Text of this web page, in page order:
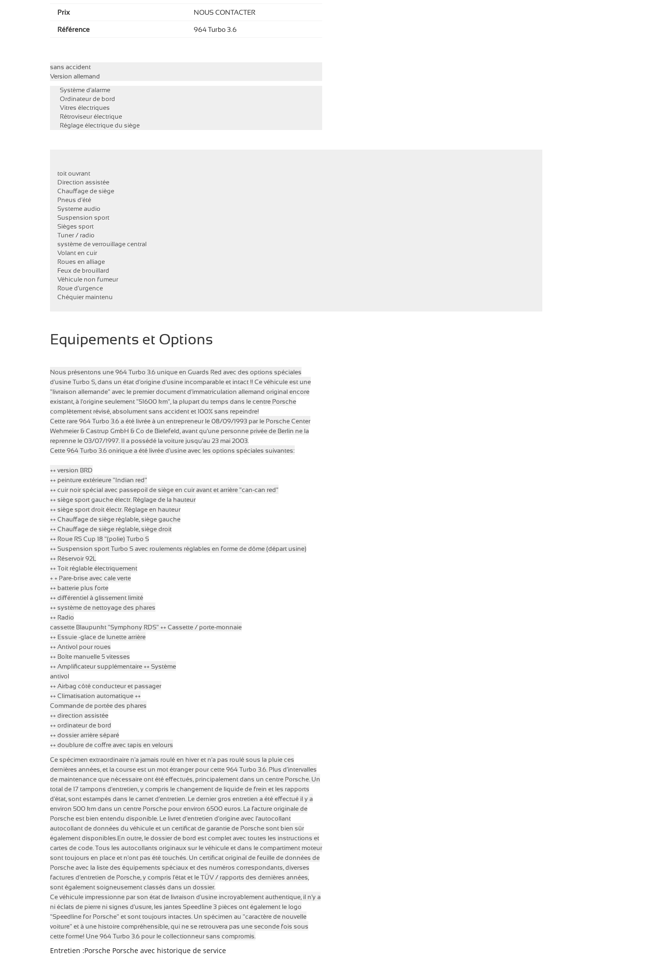
Prix NOUS CONTACTER
Référence 964 Turbo 3.6
sans accident
Version allemand
Système d'alarme
Ordinateur de bord
Vitres électriques
Rétroviseur électrique
Réglage électrique du siège
toit ouvrant
Direction assistée
Chauffage de siège
Pneus d'été
Systeme audio
Suspension sport
Sièges sport
Tuner / radio
système de verrouillage central
Volant en cuir
Roues en alliage
Feux de brouillard
Véhicule non fumeur
Roue d'urgence
Chéquier maintenu
Equipements et Options
Nous présentons une 964 Turbo 3.6 unique en Guards Red avec des options spéciales
d'usine Turbo S, dans un état d'origine d'usine incomparable et intact !! Ce véhicule est une
"livraison allemande" avec le premier document d'immatriculation allemand original encore
existant, à l'origine seulement "51600 km", la plupart du temps dans le centre Porsche
complètement révisé, absolument sans accident et 100% sans repeindre!
Cette rare 964 Turbo 3.6 a été livrée à un entrepreneur le 08/09/1993 par le Porsche Center
Wehmeier & Castrup GmbH & Co de Bielefeld, avant qu'une personne privée de Berlin ne la
reprenne le 03/07/1997. Il a possédé la voiture jusqu'au 23 mai 2003.
Cette 964 Turbo 3.6 onirique a été livrée d'usine avec les options spéciales suivantes:
++ version BRD
++ peinture extérieure "Indian red"
++ cuir noir spécial avec passepoil de siège en cuir avant et arrière "can-can red"
++ siège sport gauche électr. Réglage de la hauteur
++ siège sport droit électr. Réglage en hauteur
++ Chauffage de siège réglable, siège gauche
++ Chauffage de siège réglable, siège droit
++ Roue RS Cup 18 "(polie) Turbo S
++ Suspension sport Turbo S avec roulements réglables en forme de dôme (départ usine)
++ Réservoir 92L
++ Toit réglable électriquement
+ + Pare-brise avec cale verte
++ batterie plus forte
++ différentiel à glissement limité
++ système de nettoyage des phares
++ Radio
cassette Blaupunkt "Symphony RDS" ++ Cassette / porte-monnaie
++ Essuie -glace de lunette arrière
++ Antivol pour roues
++ Boîte manuelle 5 vitesses
++ Amplificateur supplémentaire ++ Système
antivol
++ Airbag côté conducteur et passager
++ Climatisation automatique ++
Commande de portée des phares
++ direction assistée
++ ordinateur de bord
++ dossier arrière séparé
++ doublure de coffre avec tapis en velours
Ce spécimen extraordinaire n'a jamais roulé en hiver et n'a pas roulé sous la pluie ces
dernières années, et la course est un mot étranger pour cette 964 Turbo 3.6. Plus d'intervalles
de maintenance que nécessaire ont été effectués, principalement dans un centre Porsche. Un
total de 17 tampons d'entretien, y compris le changement de liquide de frein et les rapports
d'état, sont estampés dans le carnet d'entretien. Le dernier gros entretien a été effectué il y a
environ 500 km dans un centre Porsche pour environ 6500 euros. La facture originale de
Porsche est bien entendu disponible. Le livret d'entretien d'origine avec l'autocollant
autocollant de données du véhicule et un certificat de garantie de Porsche sont bien sûr
également disponibles.En outre, le dossier de bord est complet avec toutes les instructions et
cartes de code. Tous les autocollants originaux sur le véhicule et dans le compartiment moteur
sont toujours en place et n'ont pas été touchés. Un certificat original de feuille de données de
Porsche avec la liste des équipements spéciaux et des numéros correspondants, diverses
factures d'entretien de Porsche, y compris l'état et le TÜV / rapports des dernières années,
sont également soigneusement classés dans un dossier.
Ce véhicule impressionne par son état de livraison d'usine incroyablement authentique, il n'y a
ni éclats de pierre ni signes d'usure, les jantes Speedline 3 pièces ont également le logo
"Speedline for Porsche" et sont toujours intactes. Un spécimen au "caractère de nouvelle
voiture" et à une histoire compréhensible, qui ne se retrouvera pas une seconde fois sous
cette forme! Une 964 Turbo 3.6 pour le collectionneur sans compromis.
Entretien :Porsche Porsche avec historique de service